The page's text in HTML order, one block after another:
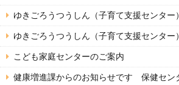
ゆきごろうつうしん（子育て支援センター）
ゆきごろうつうしん（子育て支援センター
こども家庭センターのご案内
健康増進課からのお知らせです 保健セン